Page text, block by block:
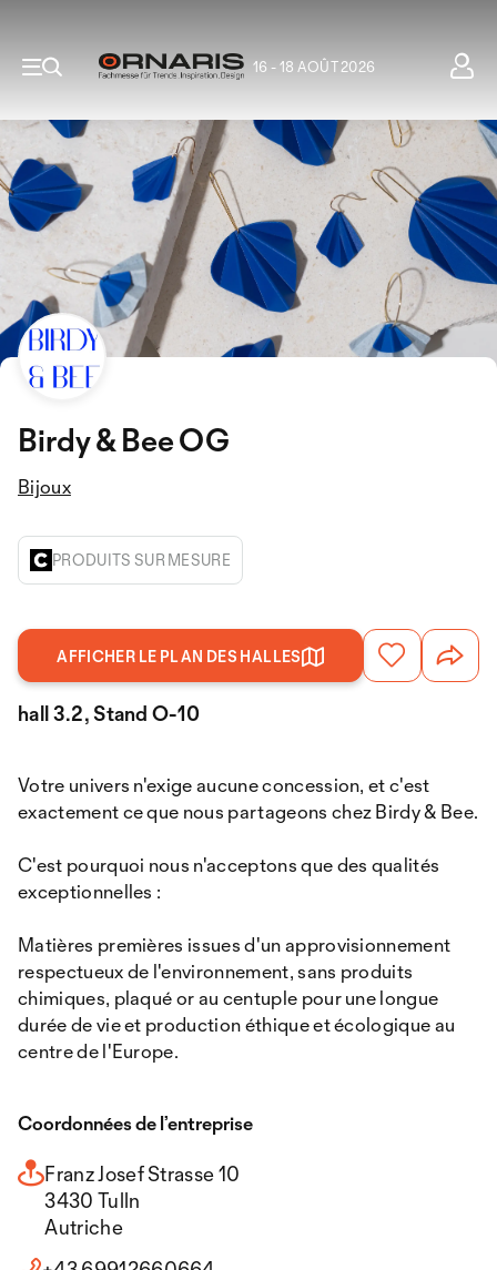
16 - 18 AOÛT 2026
Birdy & Bee OG
Bijoux
PRODUITS SUR MESURE
AFFICHER LE PLAN DES HALLES
hall 3.2, Stand O-10
Votre univers n'exige aucune concession, et c'est
exactement ce que nous partageons chez Birdy & Bee.
C'est pourquoi nous n'acceptons que des qualités
exceptionnelles :
Matières premières issues d'un approvisionnement
respectueux de l'environnement, sans produits
chimiques, plaqué or au centuple pour une longue
durée de vie et production éthique et écologique au
centre de l'Europe.
Coordonnées de l’entreprise
Franz Josef Strasse 10
3430 Tulln
Autriche